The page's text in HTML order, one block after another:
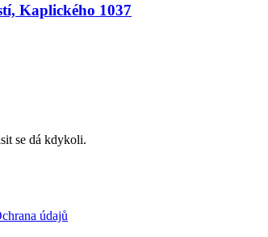
Kaplického 1037
se dá kdykoli.
údajů